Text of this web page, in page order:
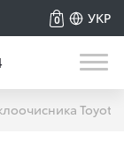
УКР
0